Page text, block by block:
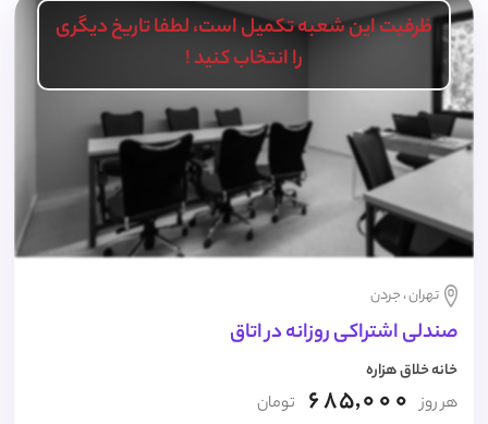
ظرفیت این شعبه تکمیل است، لطفا تاریخ دیگری
را انتخاب کنید !
تهران ، جردن
صندلی اشتراکی روزانه در اتاق
خانه خلاق هزاره
هر روز 685,000 تومان